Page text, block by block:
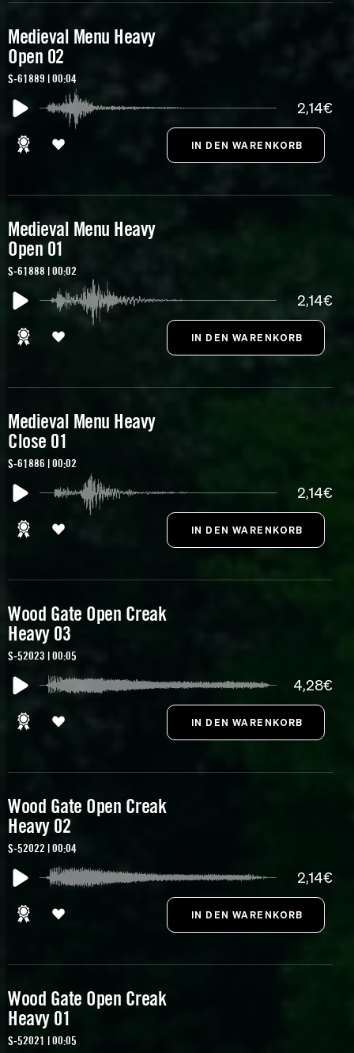
Medieval Menu Heavy
Open 02
S-61889 | 00:04
2,14€
Medieval Menu Heavy
Open 01
S-61888 | 00:02
2,14€
Medieval Menu Heavy
Close 01
S-61886 | 00:02
2,14€
Wood Gate Open Creak
Heavy 03
S-52023 | 00:05
4,28€
Wood Gate Open Creak
Heavy 02
S-52022 | 00:04
2,14€
Wood Gate Open Creak
Heavy 01
S-52021 | 00:05